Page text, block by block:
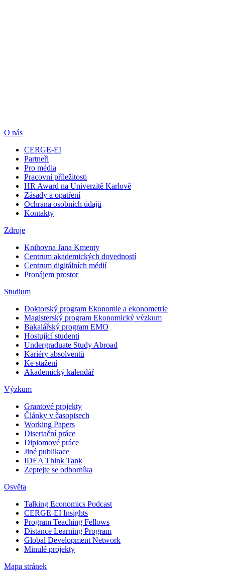
O nás
CERGE-EI
Partneři
Pro média
Pracovní příležitosti
HR Award na Univerzitě Karlově
Zásady a opatření
Ochrana osobních údajů
Kontakty
Zdroje
Knihovna Jana Kmenty
Centrum akademických dovedností
Centrum digitálních médií
Pronájem prostor
Studium
Doktorský program Ekonomie a ekonometrie
Magisterský program Ekonomický výzkum
Bakalářský program EMO
Hostující studenti
Undergraduate Study Abroad
Kariéry absolventů
Ke stažení
Akademický kalendář
Výzkum
Grantové projekty
Články v časopisech
Working Papers
Disertační práce
Diplomové práce
Jiné publikace
IDEA Think Tank
Zeptejte se odborníka
Osvěta
Talking Economics Podcast
CERGE-EI Insights
Program Teaching Fellows
Distance Learning Program
Global Development Network
Minulé projekty
Mapa stránek